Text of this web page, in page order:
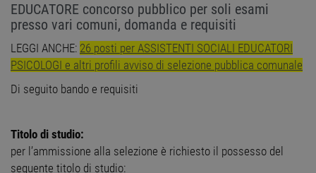
EDUCATORE concorso pubblico per soli esami
presso vari comuni, domanda e requisiti
LEGGI ANCHE: 26 posti per ASSISTENTI SOCIALI EDUCATORI
PSICOLOGI e altri profili avviso di selezione pubblica comunale
Di seguito bando e requisiti
Titolo di studio:
per l’ammissione alla selezione è richiesto il possesso del
seguente titolo di studio: